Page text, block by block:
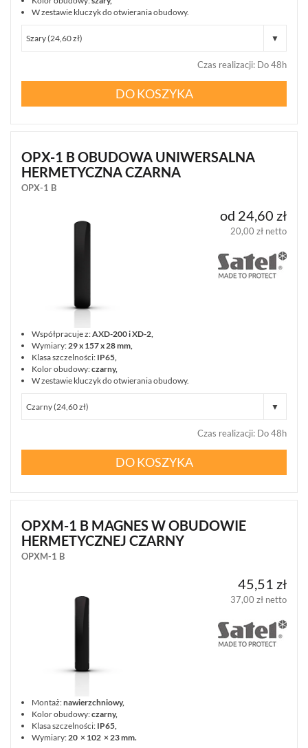
FIRMIE
MONTAŻ
CENNIKI
DOSTAWA
DANE
W zestawie kluczyk do otwierania obudowy.
Czas realizacji: Do 48h
DO KOSZYKA
OPX-1 B OBUDOWA UNIWERSALNA
HERMETYCZNA CZARNA
OPX-1 B
od 24,60 zł
20,00 zł netto
Współpracuje z:AXD-200 i XD-2,
Wymiary:29 x 157 x 28 mm,
Klasa szczelności: IP65,
Kolor obudowy:czarny,
W zestawie kluczyk do otwierania obudowy.
Czas realizacji: Do 48h
DO KOSZYKA
OPXM-1 B MAGNES W OBUDOWIE
HERMETYCZNEJ CZARNY
OPXM-1 B
45,51 zł
37,00 zł netto
Montaż:nawierzchniowy,
Kolor obudowy:czarny,
Klasa szczelności: IP65,
Wymiary:20 × 102 × 23 mm.